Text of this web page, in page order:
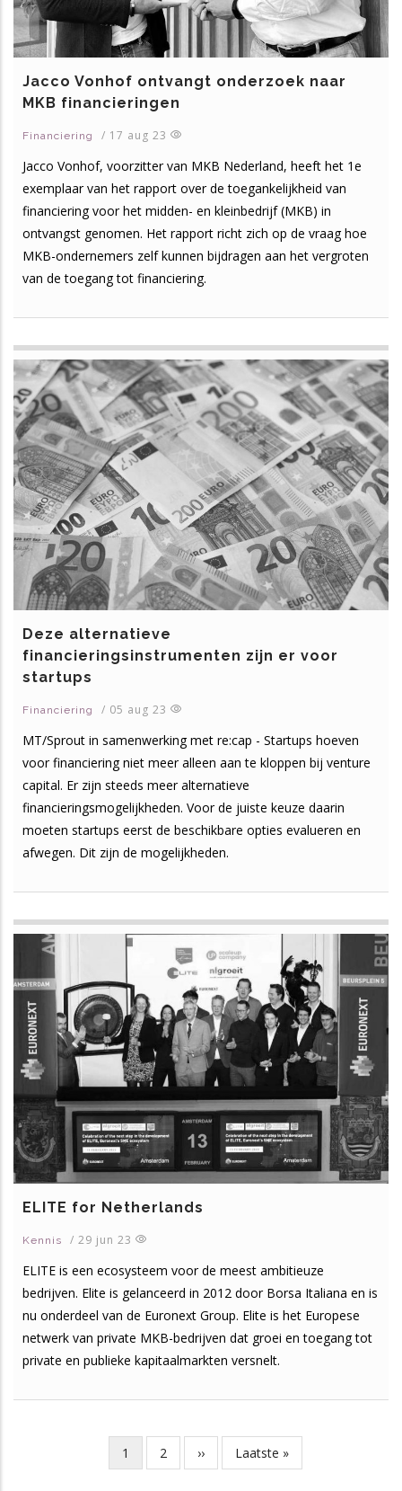
Jacco Vonhof ontvangt onderzoek naar
MKB financieringen
Financiering / 17 aug 23
Jacco Vonhof, voorzitter van MKB Nederland, heeft het 1e
exemplaar van het rapport over de toegankelijkheid van
financiering voor het midden- en kleinbedrijf (MKB) in
ontvangst genomen. Het rapport richt zich op de vraag hoe
MKB-ondernemers zelf kunnen bijdragen aan het vergroten
van de toegang tot financiering.
Deze alternatieve
financieringsinstrumenten zijn er voor
startups
Financiering / 05 aug 23
MT/Sprout in samenwerking met re:cap - Startups hoeven
voor financiering niet meer alleen aan te kloppen bij venture
capital. Er zijn steeds meer alternatieve
financieringsmogelijkheden. Voor de juiste keuze daarin
moeten startups eerst de beschikbare opties evalueren en
afwegen. Dit zijn de mogelijkheden.
ELITE for Netherlands
Kennis / 29 jun 23
ELITE is een ecosysteem voor de meest ambitieuze
bedrijven. Elite is gelanceerd in 2012 door Borsa Italiana en is
nu onderdeel van de Euronext Group. Elite is het Europese
netwerk van private MKB-bedrijven dat groei en toegang tot
private en publieke kapitaalmarkten versnelt.
Huidige
1 Page
2
Volgende
››
Laatste
Laatste »